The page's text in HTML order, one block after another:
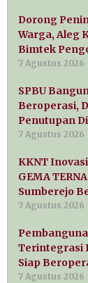
Dorong
Warga, Aleg
Bimtek
7 Agustus 2026
SPBU
Beroperasi,
Penutupan
7 Agustus 2026
KKNT
GEMA
Sumberejo
7 Agustus 2026
Terintegrasi
Siap
7 Agustus 2026